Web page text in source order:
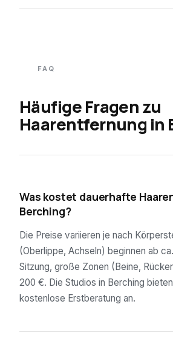
FAQ
Häufige Fragen zu
Haarentfernung in
Was kostet dauerhafte
Berching?
Die Preise variieren je nach
(Oberlippe, Achseln) beginnen ab
Sitzung, große Zonen (Beine,
200 €. Die Studios in Berching
kostenlose Erstberatung an.